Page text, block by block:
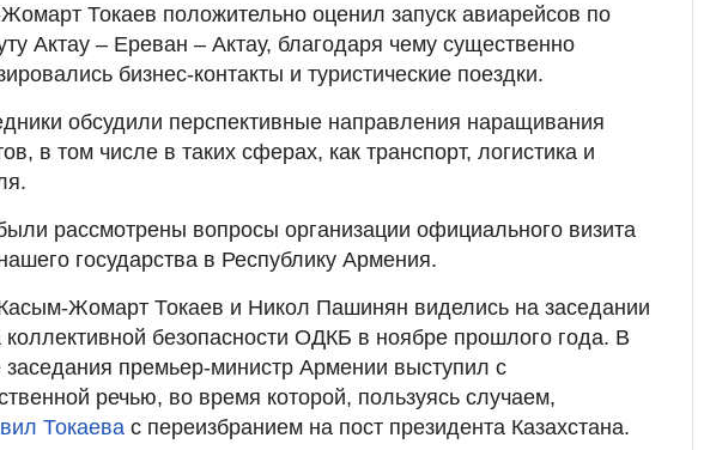
Токаев положительно оценил запуск авиарейсов по
Актау – Ереван – Актау, благодаря чему существенно
бизнес-контакты и туристические поездки.
обсудили перспективные направления наращивания
в том числе в таких сферах, как транспорт, логистика и
рассмотрены вопросы организации официального визита
государства в Республику Армения.
Жомарт Токаев и Никол Пашинян виделись на заседании
коллективной безопасности ОДКБ в ноябре прошлого года. В
заседания премьер-министр Армении выступил с
речью, во время которой, пользуясь случаем,
Токаева с переизбранием на пост президента Казахстана.